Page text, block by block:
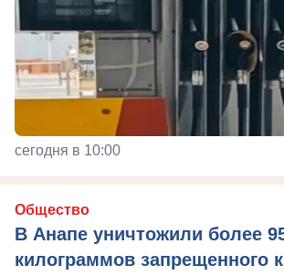
сегодня в 10:00
Общество
В Анапе уничтожили более
килограммов запрещенного